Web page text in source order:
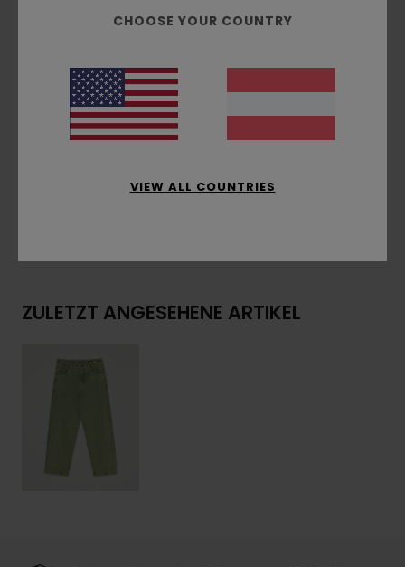
Verstellbarer Elastikbund
Aufgesetzte Gesäßtaschen
Doppelter Icon-Patch am hinteren Bund
Zusammensetzung[Hauptstoff] 70 % Baumwolle,
ZULETZT ANGESEHENE ARTIKEL
CHOOSE YOUR COUNTRY
VIEW ALL COUNTRIES